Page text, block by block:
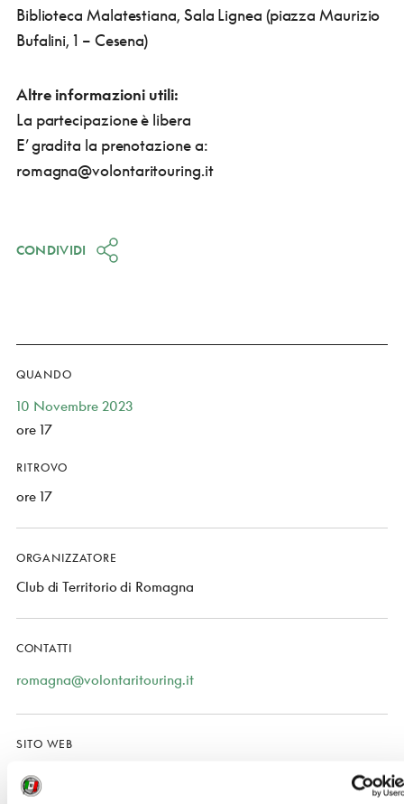
Biblioteca Malatestiana, Sala Lignea (piazza Maurizio
Bufalini, 1 – Cesena)
Altre informazioni utili:
La partecipazione è libera
E’ gradita la prenotazione a:
romagna@volontaritouring.it
CONDIVIDI
QUANDO
10 Novembre 2023
ore 17
RITROVO
ore 17
ORGANIZZATORE
Club di Territorio di Romagna
CONTATTI
romagna@volontaritouring.it
SITO WEB
www.touringclub.it